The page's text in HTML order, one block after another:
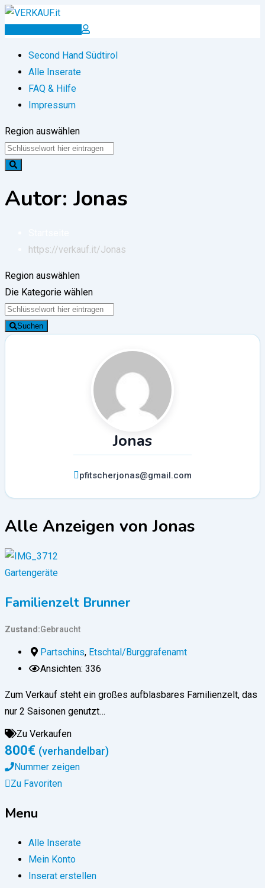
Zum
Inserat erstellen
Second Hand Südtirol
Alle Inserate
FAQ & Hilfe
Impressum
Region auswählen
Autor: Jonas
https://verkauf.it/Jonas
Region auswählen
Die Kategorie wählen
Suchen
Jonas
pfitscherjonas@gmail.com
Alle Anzeigen von Jonas
Gartengeräte
Familienzelt Brunner
Zustand Gebraucht
Partschins, Etschtal/Burggrafenamt
Ansichten: 336
Zum Verkauf steht ein großes aufblasbares Familienzelt, das
nur 2 Saisonen genutzt…
Zu Verkaufen
800€ (verhandelbar)
Nummer zeigen
Zu Favoriten
Menu
Alle Inserate
Mein Konto
Inserat erstellen